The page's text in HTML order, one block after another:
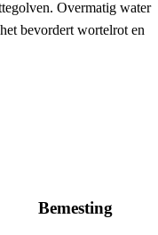
Overmatig water
bevordert wortelrot en
Bemesting